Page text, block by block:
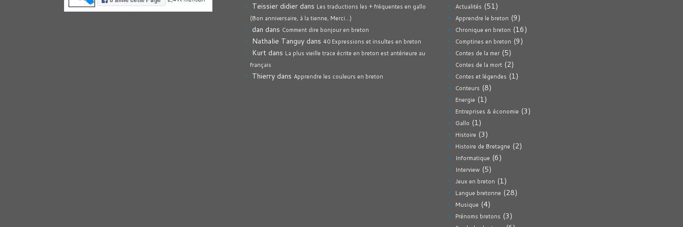
Teissier didier dans Les traductions les + fréquentes en gallo
(Bon anniversaire, à la tienne, Merci…)
dan dans Comment dire bonjour en breton
Nathalie Tanguy dans 40 Expressions et insultes en breton
Kurt dans La plus vieille trace écrite en breton est antérieure au
français
Thierry dans Apprendre les couleurs en breton
Actualités (51)
Apprendre le breton (9)
Chronique en breton (16)
Comptines en breton (9)
Contes de la mer(5)
Contes de la mort (2)
Contes et légendes (1)
Conteurs (8)
Energie (1)
Entreprises & économie (3)
Gallo (1)
Histoire (3)
Histoire de Bretagne (2)
Informatique (6)
Interview (5)
Jeux en breton (1)
Langue bretonne (28)
Musique (4)
Prénoms bretons (3)